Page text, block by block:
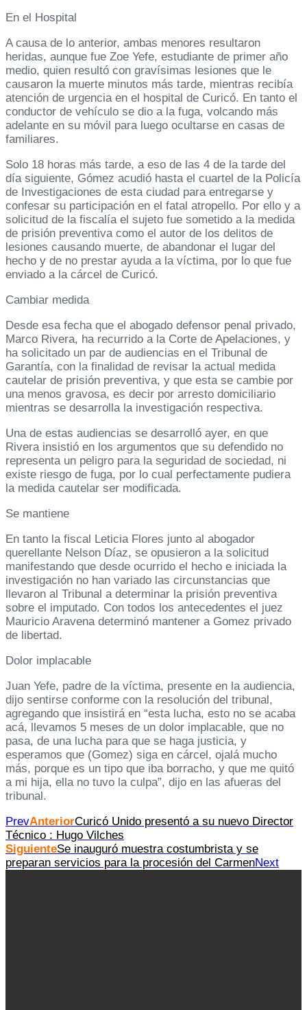
En el Hospital
A causa de lo anterior, ambas menores resultaron
heridas, aunque fue Zoe Yefe, estudiante de primer año
medio, quien resultó con gravísimas lesiones que le
causaron la muerte minutos más tarde, mientras recibía
atención de urgencia en el hospital de Curicó. En tanto el
conductor de vehículo se dio a la fuga, volcando más
adelante en su móvil para luego ocultarse en casas de
familiares.
Solo 18 horas más tarde, a eso de las 4 de la tarde del
día siguiente, Gómez acudió hasta el cuartel de la Policía
de Investigaciones de esta ciudad para entregarse y
confesar su participación en el fatal atropello. Por ello y a
solicitud de la fiscalía el sujeto fue sometido a la medida
de prisión preventiva como el autor de los delitos de
lesiones causando muerte, de abandonar el lugar del
hecho y de no prestar ayuda a la víctima, por lo que fue
enviado a la cárcel de Curicó.
Cambiar medida
Desde esa fecha que el abogado defensor penal privado,
Marco Rivera, ha recurrido a la Corte de Apelaciones, y
ha solicitado un par de audiencias en el Tribunal de
Garantía, con la finalidad de revisar la actual medida
cautelar de prisión preventiva, y que esta se cambie por
una menos gravosa, es decir por arresto domiciliario
mientras se desarrolla la investigación respectiva.
Una de estas audiencias se desarrolló ayer, en que
Rivera insistió en los argumentos que su defendido no
representa un peligro para la seguridad de sociedad, ni
existe riesgo de fuga, por lo cual perfectamente pudiera
la medida cautelar ser modificada.
Se mantiene
En tanto la fiscal Leticia Flores junto al abogador
querellante Nelson Díaz, se opusieron a la solicitud
manifestando que desde ocurrido el hecho e iniciada la
investigación no han variado las circunstancias que
llevaron al Tribunal a determinar la prisión preventiva
sobre el imputado. Con todos los antecedentes el juez
Mauricio Aravena determinó mantener a Gomez privado
de libertad.
Dolor implacable
Juan Yefe, padre de la víctima, presente en la audiencia,
dijo sentirse conforme con la resolución del tribunal,
agregando que insistirá en “esta lucha, esto no se acaba
acá, llevamos 5 meses de un dolor implacable, que no
pasa, de una lucha para que se haga justicia, y
esperamos que (Gomez) siga en cárcel, ojalá mucho
más, porque es un tipo que iba borracho, y que me quitó
a mi hija, ella no tuvo la culpa”, dijo en las afueras del
tribunal.
PrevAnteriorCuricó Unido presentó a su nuevo Director
Técnico : Hugo Vilches
SiguienteSe inauguró muestra costumbrista y se
preparan servicios para la procesión del CarmenNext